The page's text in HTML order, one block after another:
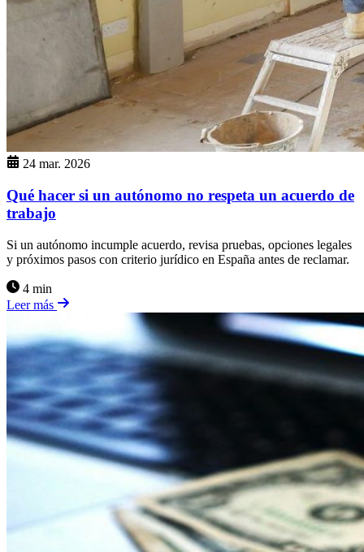
24 mar. 2026
Qué hacer si un autónomo no respeta un acuerdo de
trabajo
Si un autónomo incumple acuerdo, revisa pruebas, opciones legales
y próximos pasos con criterio jurídico en España antes de reclamar.
4 min
Leer más